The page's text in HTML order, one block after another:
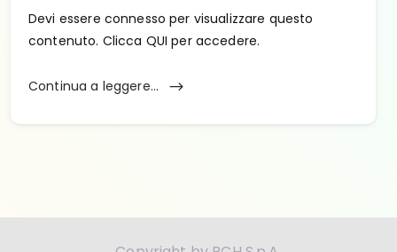
Devi essere connesso per visualizzare questo
contenuto. Clicca QUI per accedere.
Continua a leggere...